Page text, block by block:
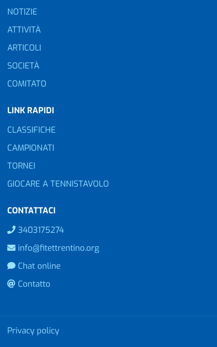
NOTIZIE
ATTIVITÀ
ARTICOLI
SOCIETÀ
COMITATO
LINK RAPIDI
CLASSIFICHE
CAMPIONATI
TORNEI
GIOCARE A TENNISTAVOLO
CONTATTACI
3403175274
info@fitettrentino.org
Chat online
Contatto
Privacy policy